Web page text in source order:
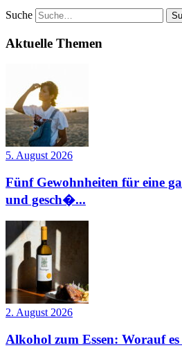
Suche
Aktuelle Themen
5. August 2026
Fünf Gewohnheiten für eine
und gesch�...
2. August 2026
Alkohol zum Essen: Worauf